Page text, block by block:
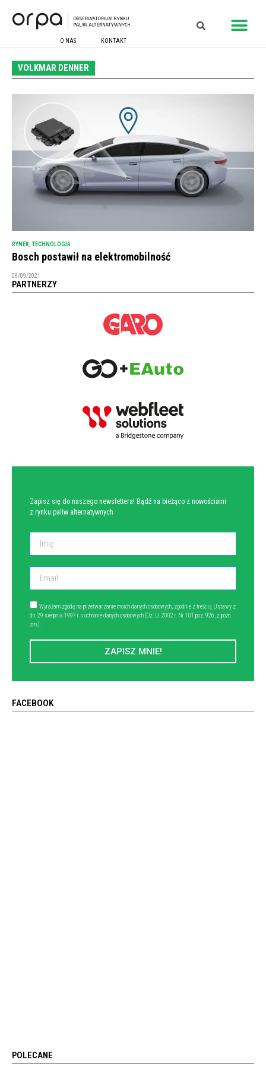
O NAS KONTAKT
VOLKMAR DENNER
RYNEK TECHNOLOGIA
Bosch postawił na elektromobilność
08/09/2021
PARTNERZY
Zapisz się do naszego newslettera! Bądź na bieżąco z nowościami
z rynku paliw alternatywnych
Wyrażam zgodę na przetwarzanie moich danych osobowych, zgodnie z treścią Ustawy z
dn. 29 sierpnia 1997 r. o ochronie danych osobowych (Dz. U. 2002 r. Nr 101 poz. 926, z późn.
zm.).
ZAPISZ MNIE!
FACEBOOK
POLECANE